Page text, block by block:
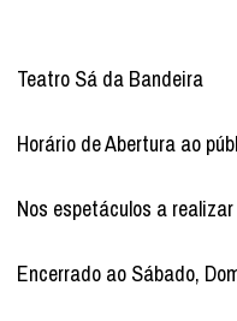
Teatro Sá da Bandeira
Horário de Abertura ao
Nos espetáculos a
Encerrado ao Sábado,